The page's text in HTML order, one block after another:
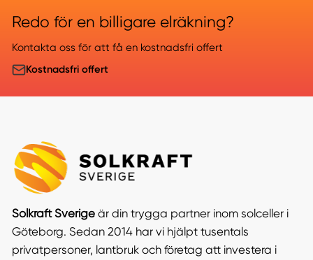
Redo för en billigare elräkning?
Kontakta oss för att få en kostnadsfri offert
Kostnadsfri offert
Solkraft Sverigeär din trygga partner inom solceller i
Göteborg. Sedan 2014 har vi hjälpt tusentals
privatpersoner, lantbruk och företag att investera i